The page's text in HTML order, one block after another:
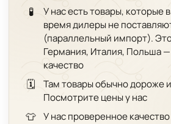
🧪
У нас есть товары, которые
время дилеры не
(параллельный импорт).
Германия, Италия, Польша
качество
🗓️
Там товары обычно дороже
Посмотрите цены у нас
👕 У нас проверенное качество